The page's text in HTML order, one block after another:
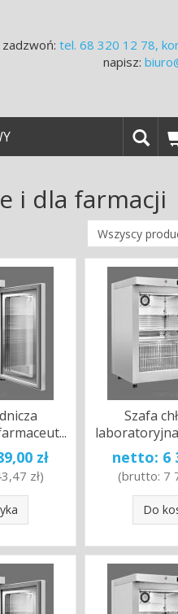
zadzwoń: tel. 68 320 12 78,
napisz:
i dla farmacji
zł
zł)
Szafa
netto: 6
(brutto: 7
Do